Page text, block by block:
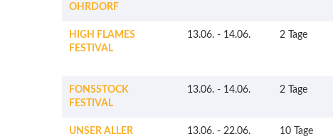
OHRDORF
HIGH FLAMES
FESTIVAL
13.06. - 14.06. 2 Tage
FONSSTOCK
FESTIVAL
13.06. - 14.06. 2 Tage
UNSER ALLER
13.06. - 22.06. 10 Tage